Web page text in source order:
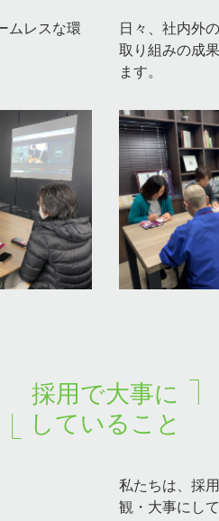
ムレスな環
日々、社内外
取り組みの成
ます。
採用で大事に
していること
私たちは、採
観・大事にし